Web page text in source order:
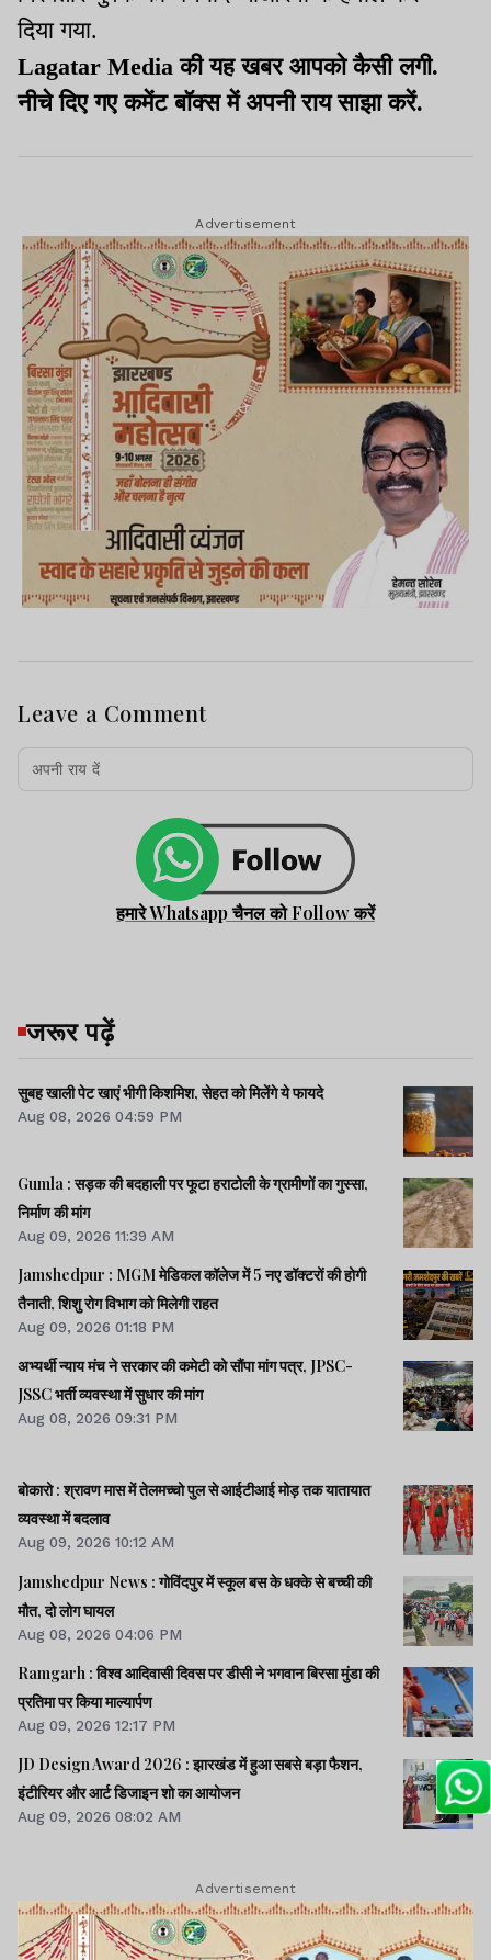
दिया गया.
Lagatar Media की यह खबर आपको कैसी लगी.
नीचे दिए गए कमेंट बॉक्स में अपनी राय साझा करें.
Advertisement
Leave a Comment
हमारे Whatsapp चैनल को Follow करें
जरूर पढ़ें
सुबह खाली पेट खाएं भीगी किशमिश, सेहत को मिलेंगे ये फायदे
Aug 08, 2026 04:59 PM
Gumla : सड़क की बदहाली पर फूटा हराटोली के ग्रामीणों का गुस्सा,
निर्माण की मांग
Aug 09, 2026 11:39 AM
Jamshedpur : MGM मेडिकल कॉलेज में 5 नए डॉक्टरों की होगी
तैनाती, शिशु रोग विभाग को मिलेगी राहत
Aug 09, 2026 01:18 PM
अभ्यर्थी न्याय मंच ने सरकार की कमेटी को सौंपा मांग पत्र, JPSC-
JSSC भर्ती व्यवस्था में सुधार की मांग
Aug 08, 2026 09:31 PM
बोकारो : श्रावण मास में तेलमच्चो पुल से आईटीआई मोड़ तक यातायात
व्यवस्था में बदलाव
Aug 09, 2026 10:12 AM
Jamshedpur News : गोविंदपुर में स्कूल बस के धक्के से बच्ची की
मौत, दो लोग घायल
Aug 08, 2026 04:06 PM
Ramgarh : विश्व आदिवासी दिवस पर डीसी ने भगवान बिरसा मुंडा की
प्रतिमा पर किया माल्यार्पण
Aug 09, 2026 12:17 PM
JD Design Award 2026 : झारखंड में हुआ सबसे बड़ा फैशन,
इंटीरियर और आर्ट डिजाइन शो का आयोजन
Aug 09, 2026 08:02 AM
Advertisement